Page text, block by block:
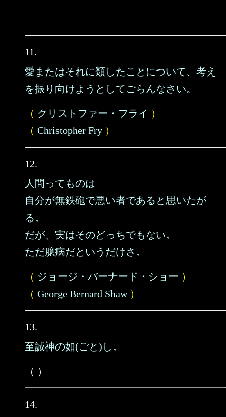
11.
愛またはそれに類したことについて、考え
を振り向けようとしてごらんなさい。
（ クリストファー・フライ ）
（ Christopher Fry ）
12.
人間ってものは
自分が無鉄砲で悪い者であると思いたが
る。
だが、実はそのどっちでもない。
ただ臆病だというだけさ。
（ ジョージ・バーナード・ショー ）
（ George Bernard Shaw）
13.
至誠神の如(ごと)し。
（ ）
14.